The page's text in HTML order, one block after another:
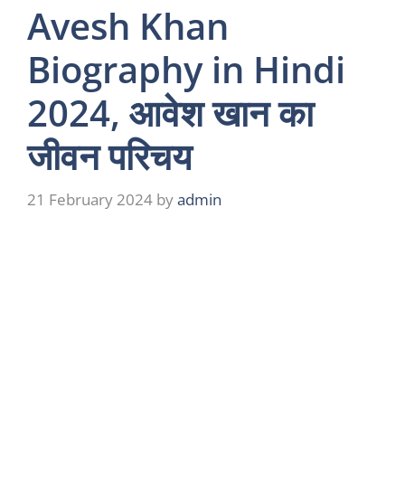
Avesh Khan
Biography in Hindi
2024, आवेश खान का
जीवन परिचय
21 February 2024 byadmin